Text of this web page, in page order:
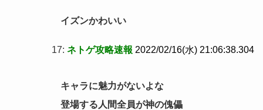
イズンかわいい
17: ネトゲ攻略速報 2022/02/16(水) 21:06:38.304
キャラに魅力がないよな
登場する人間全員が神の傀儡